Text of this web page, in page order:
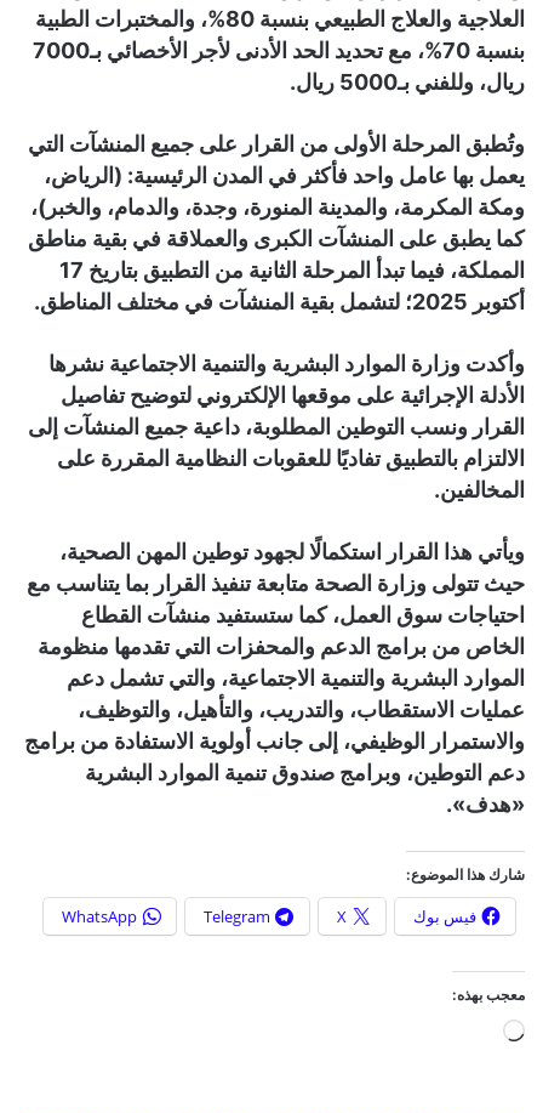
العلاجية والعلاج الطبيعي بنسبة 80%، والمختبرات الطبية
بنسبة 70%، مع تحديد الحد الأدنى لأجر الأخصائي بـ7000
ريال، وللفني بـ5000 ريال.
وتُطبق المرحلة الأولى من القرار على جميع المنشآت التي
يعمل بها عامل واحد فأكثر في المدن الرئيسية: (الرياض،
ومكة المكرمة، والمدينة المنورة، وجدة، والدمام، والخبر)،
كما يطبق على المنشآت الكبرى والعملاقة في بقية مناطق
المملكة، فيما تبدأ المرحلة الثانية من التطبيق بتاريخ 17
أكتوبر 2025؛ لتشمل بقية المنشآت في مختلف المناطق.
وأكدت وزارة الموارد البشرية والتنمية الاجتماعية نشرها
الأدلة الإجرائية على موقعها الإلكتروني لتوضيح تفاصيل
القرار ونسب التوطين المطلوبة، داعية جميع المنشآت إلى
الالتزام بالتطبيق تفاديًا للعقوبات النظامية المقررة على
المخالفين.
ويأتي هذا القرار استكمالًا لجهود توطين المهن الصحية،
حيث تتولى وزارة الصحة متابعة تنفيذ القرار بما يتناسب مع
احتياجات سوق العمل، كما ستستفيد منشآت القطاع
الخاص من برامج الدعم والمحفزات التي تقدمها منظومة
الموارد البشرية والتنمية الاجتماعية، والتي تشمل دعم
عمليات الاستقطاب، والتدريب، والتأهيل، والتوظيف،
والاستمرار الوظيفي، إلى جانب أولوية الاستفادة من برامج
دعم التوطين، وبرامج صندوق تنمية الموارد البشرية
«هدف».
شارك هذا الموضوع:
فيس بوك X
Telegram
WhatsApp
معجب بهذه: